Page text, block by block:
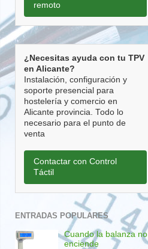
remoto
¿Necesitas ayuda con tu TPV
en Alicante?
Instalación, configuración y
soporte presencial para
hostelería y comercio en
Alicante provincia. Todo lo
necesario para el punto de
venta
Contactar con Control
Táctil
ENTRADAS POPULARES
Cuando la balanza no
enciende